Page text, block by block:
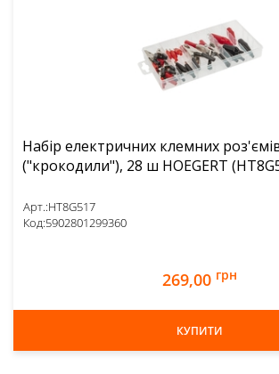
Набір електричних клемних
("крокодили"), 28 ш
Арт.:HT8G517
Код:5902801299360
269,00 грн
КУПИТИ